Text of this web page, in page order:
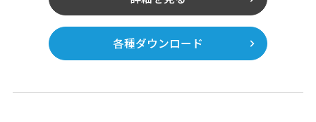
各種ダウンロード